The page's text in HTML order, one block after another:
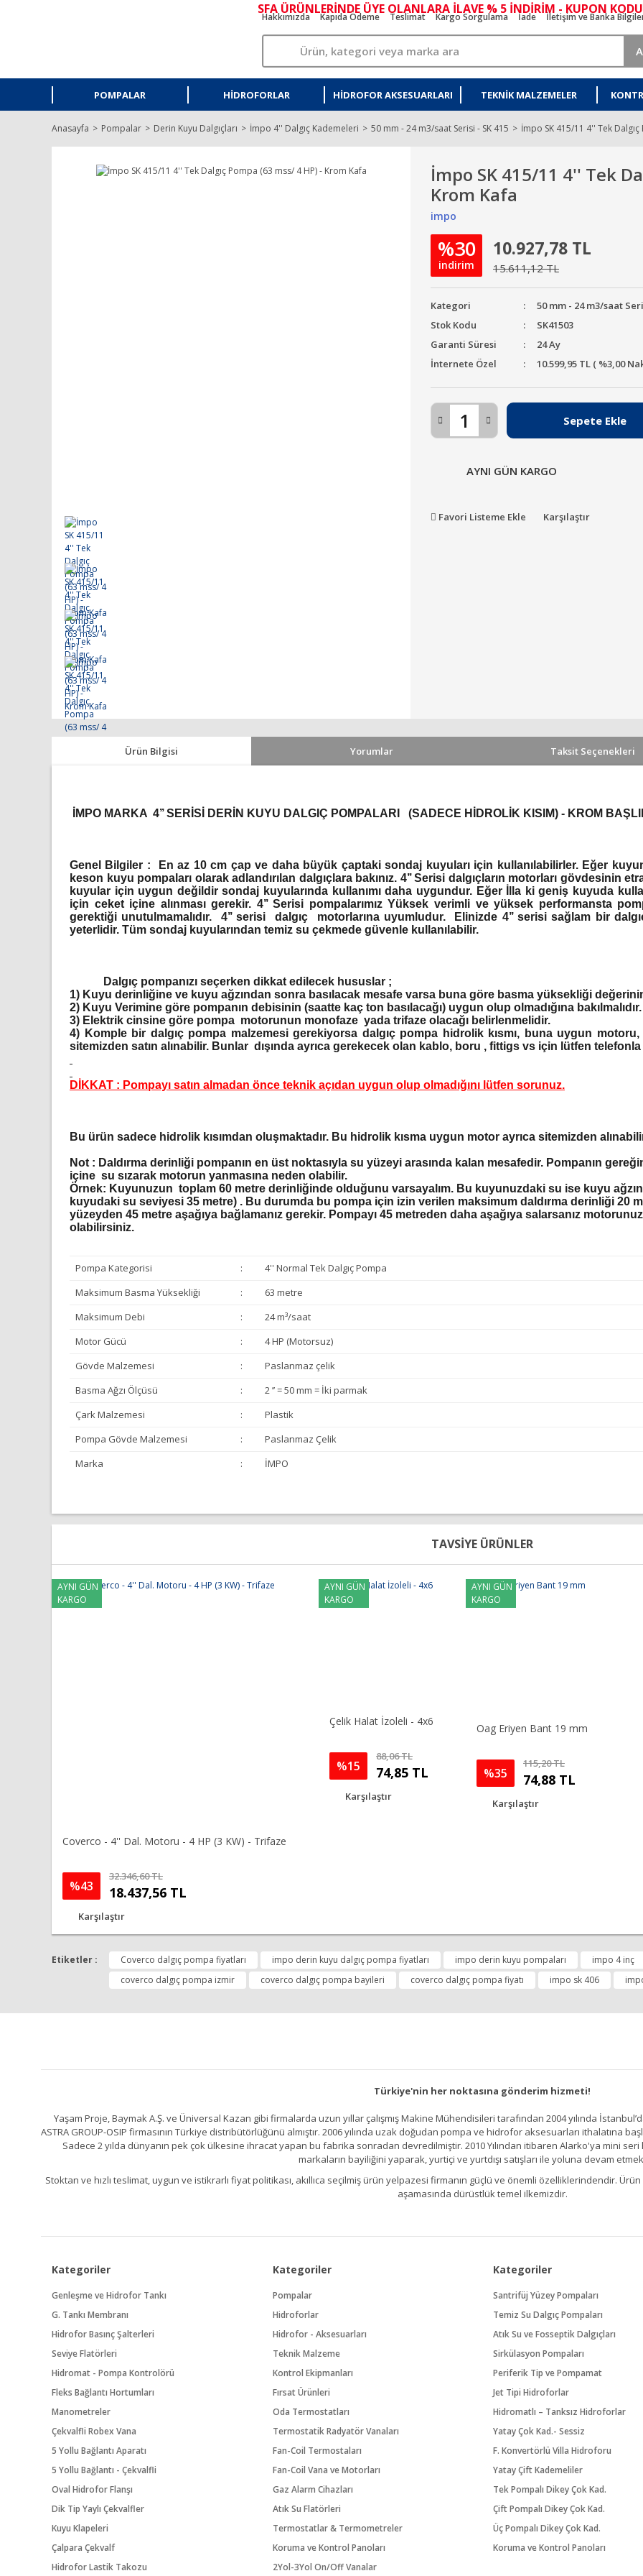
Hakkımızda Kapıda Ödeme Teslimat Kargo Sorgulama İade İletişim ve Banka
POMPALAR HIDROFORLAR HIDROFOR AKSESUARLARI TEKNIK MALZEMELER
Anasayfa Pompalar Derin Kuyu Dalgıçları İmpo 4'' Dalgıç Kademeleri 50 mm - 24 m3/saat Serisi - SK 415 İmpo SK 415/11 4'' Tek
İmpo SK 415/11 4'' Tek
Krom Kafa
impo
%30
indirim
10.927,78 TL
15.611,12 TL
Kategori
50 mm - 24 m3/saat
Stok Kodu
SK41503
Garanti Süresi
24 Ay
İnternete Özel
10.599,95 TL ( %3,00
Sepete Ekle
AYNI GÜN KARGO
Favori Listeme Ekle Karşılaştır
Ürün Bilgisi Yorumlar Taksit Seçenekleri
İMPO MARKA 4’’ SERİSİ DERİN KUYU DALGIÇ POMPALARI (SADECE HİDROLİK KISIM) - KROM
Genel Bilgiler :
En az 10 cm çap ve daha büyük çaptaki sondaj kuyuları için kullanılabilirler. Eğer
keson kuyu pompaları olarak adlandırılan dalgıçlara bakınız. 4’’ Serisi dalgıçların motorları
kuyular için uygun değildir sondaj kuyularında kullanımı daha uygundur. Eğer İlla ki geniş kuyuda
için ceket içine alınması gerekir. 4’’ Serisi pompalarımız Yüksek verimli ve yüksek performansta
gerektiği unutulmamalıdır. 4’’ serisi dalgıç motorlarına uyumludur. Elinizde 4’’ serisi sağlam bir
yeterlidir. Tüm sondaj kuyularından temiz su çekmede güvenle kullanılabilir.
Dalgıç pompanızı seçerken dikkat edilecek hususlar ;
1) Kuyu derinliğine ve kuyu ağzından sonra basılacak mesafe varsa buna göre basma yüksekliği değerinin
2) Kuyu Verimine göre pompanın debisinin (saatte kaç ton basılacağı) uygun olup olmadığına bakılmalıdır.
3) Elektrik cinsine göre pompa motorunun monofaze yada trifaze olacağı belirlenmelidir.
4) Komple bir dalgıç pompa malzemesi gerekiyorsa dalgıç pompa hidrolik kısmı, buna uygun
sitemizden satın alınabilir. Bunlar dışında ayrıca gerekecek olan kablo, boru , fittigs vs için lütfen telefonla
DİKKAT : Pompayı satın almadan önce teknik açıdan uygun olup olmadığını lütfen sorunuz.
Bu ürün sadece hidrolik kısımdan oluşmaktadır. Bu hidrolik kısma uygun motor ayrıca sitemizden
Not : Daldırma derinliği pompanın en üst noktasıyla su yüzeyi arasında kalan mesafedir. Pompanın
içine su sızarak motorun yanmasına neden olabilir.
Örnek: Kuyunuzun toplam 60 metre derinliğinde olduğunu varsayalım. Bu kuyunuzdaki su ise kuyu
kuyudaki su seviyesi 35 metre) . Bu durumda bu pompa için izin verilen maksimum daldırma derinliği 20
yüzeyden 45 metre aşağıya bağlamanız gerekir. Pompayı 45 metreden daha aşağıya salarsanız
olabilirsiniz.
Pompa Kategorisi :
4'' Normal Tek Dalgıç Pompa
Maksimum Basma Yüksekliği
:
63 metre
Maksimum Debi
:
24 m³/saat
Motor Gücü
:
4 HP (Motorsuz)
Gövde Malzemesi
:
Paslanmaz çelik
Basma Ağzı Ölçüsü
:
2 ’’ = 50 mm = İki parmak
Çark Malzemesi
:
Plastik
Pompa Gövde Malzemesi
:
Paslanmaz Çelik
Marka
: İMPO
Yorum Yap
Bu ürünün fiyat bilgisi, resim, ürün açıklamalarında ve diğer konularda yetersiz gördüğünüz noktaları öneri formunu kullanarak
Görüş ve önerileriniz için teşekkür ederiz.
Ürün resmi kalitesiz, bozuk veya görüntülenemiyor.
Ürün açıklamasında eksik bilgiler bulunuyor.
Gönder
TAVSİYE ÜRÜNLER
AYNI GÜN
KARGO
Coverco - 4'' Dal. Motoru - 4 HP (3 KW) - Trifaze
%43
32.346,60 TL
18.437,56 TL
Karşılaştır
AYNI GÜN
KARGO
Çelik Halat İzoleli - 4x6
%15
88,06 TL
74,85 TL
Karşılaştır
AYNI GÜN
KARGO
Oag Eriyen Bant 19 mm
%35
115,20 TL
74,88 TL
Karşılaştır
Etiketler : Coverco dalgıç pompa fiyatları impo derin kuyu dalgıç pompa fiyatları impo derin kuyu pompaları impo 4 inç
coverco dalgıç pompa izmir
coverco dalgıç pompa bayileri coverco dalgıç pompa fiyatı impo sk 406
Türkiye'nin her noktasına gönderim hizmeti!
Yaşam Proje, Baymak A.Ş. ve Üniversal Kazan gibi firmalarda uzun yıllar çalışmış Makine Mühendisileri tarafından 2004 yılında
ASTRA GROUP-OSIP firmasının Türkiye distribütörlüğünü almıştır. 2006 yılında uzak doğudan pompa ve hidrofor aksesuarları ithalatına
Sadece 2 yılda dünyanın pek çok ülkesine ihracat yapan bu fabrika sonradan devredilmiştir. 2010 Yılından itibaren Alarko'ya mini
markaların bayiliğini yaparak, yurtiçi ve yurtdışı satışları ile yoluna devam
Stoktan ve hızlı teslimat, uygun ve istikrarlı fiyat politikası, akıllıca seçilmiş ürün yelpazesi firmanın güçlü ve önemli özelliklerindendir.
aşamasında dürüstlük temel ilkemizdir.
Kategoriler
Genleşme ve Hidrofor Tankı
G. Tankı Membranı
Hidrofor Basınç Şalterleri
Seviye Flatörleri
Hidromat - Pompa Kontrolörü
Fleks Bağlantı Hortumları
Manometreler
Çekvalfli Robex Vana
5 Yollu Bağlantı Aparatı
5 Yollu Bağlantı - Çekvalfli
Oval Hidrofor Flanşı
Dik Tip Yaylı Çekvalfler
Kuyu Klapeleri
Çalpara Çekvalf
Hidrofor Lastik Takozu
Kategoriler
Pompalar
Hidroforlar
Hidrofor - Aksesuarları
Teknik Malzeme
Kontrol Ekipmanları
Fırsat Ürünleri
Oda Termostatları
Termostatik Radyatör Vanaları
Fan-Coil Termostaları
Fan-Coil Vana ve Motorları
Gaz Alarm Cihazları
Atık Su Flatörleri
Termostatlar & Termometreler
Koruma ve Kontrol Panoları
2Yol-3Yol On/Off Vanalar
Kategoriler
Santrifüj Yüzey Pompaları
Temiz Su Dalgıç Pompaları
Atık Su ve Fosseptik Dalgıçları
Sirkülasyon Pompaları
Periferik Tip ve Pompamat
Jet Tipi Hidroforlar
Hidromatlı – Tanksız Hidroforlar
Yatay Çok Kad.- Sessiz
F. Konvertörlü Villa Hidroforu
Yatay Çift Kademeliler
Tek Pompalı Dikey Çok Kad.
Çift Pompalı Dikey Çok Kad.
Üç Pompalı Dikey Çok Kad.
Koruma ve Kontrol Panoları
SFA ÜRÜNLERİNDE ÜYE OLANLARA İLAVE % 5 İNDİRİM - KUPON